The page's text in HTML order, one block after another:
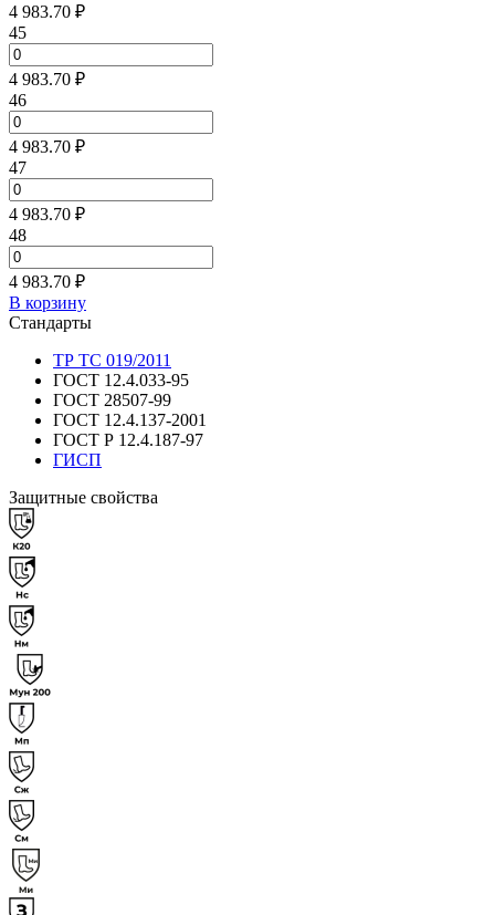
4 983.70 ₽
45
4 983.70 ₽
46
4 983.70 ₽
47
4 983.70 ₽
48
4 983.70 ₽
В корзину
Стандарты
ТР ТС 019/2011
ГОСТ 12.4.033-95
ГОСТ 28507-99
ГОСТ 12.4.137-2001
ГОСТ Р 12.4.187-97
ГИСП
Защитные свойства